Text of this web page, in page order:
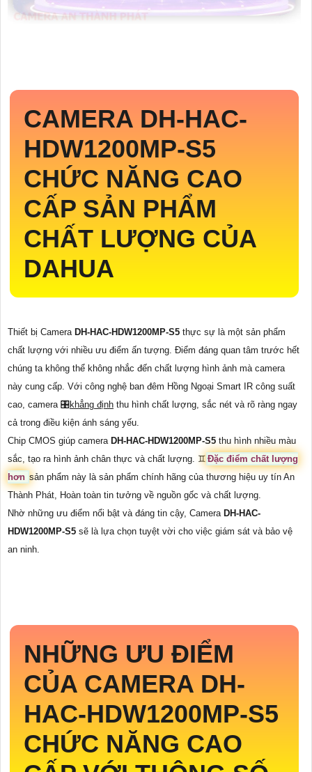
CAMERA DH-HAC-
HDW1200MP-S5
CHỨC NĂNG CAO
CẤP SẢN PHẨM
CHẤT LƯỢNG CỦA
DAHUA
Thiết bị Camera DH-HAC-HDW1200MP-S5 thực sự là một sản phẩm
chất lượng với nhiều ưu điểm ấn tượng. Điểm đáng quan tâm trước hết
chúng ta không thể không nhắc đến chất lượng hình ảnh mà camera
này cung cấp. Với công nghệ ban đêm Hồng Ngoại Smart IR công suất
cao, camera 🎛 khẳng định thu hình chất lượng, sắc nét và rõ ràng ngay
cả trong điều kiện ánh sáng yếu.
Chip CMOS giúp camera DH-HAC-HDW1200MP-S5 thu hình nhiều màu
sắc, tạo ra hình ảnh chân thực và chất lượng. ♊ Đặc điểm chất lượng
hơn sản phẩm này là sản phẩm chính hãng của thương hiệu uy tín An
Thành Phát, Hoàn toàn tin tưởng về nguồn gốc và chất lượng.
Nhờ những ưu điểm nổi bật và đáng tin cậy, Camera DH-HAC-
HDW1200MP-S5 sẽ là lựa chọn tuyệt vời cho việc giám sát và bảo vệ
an ninh.
NHỮNG ƯU ĐIỂM
CỦA CAMERA DH-
HAC-HDW1200MP-S5
CHỨC NĂNG CAO